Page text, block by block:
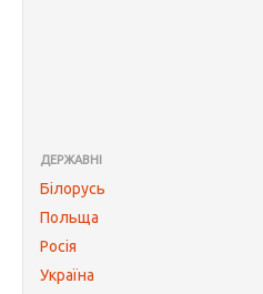
ДЕРЖАВНІ
Білорусь
Польща
Росія
Україна